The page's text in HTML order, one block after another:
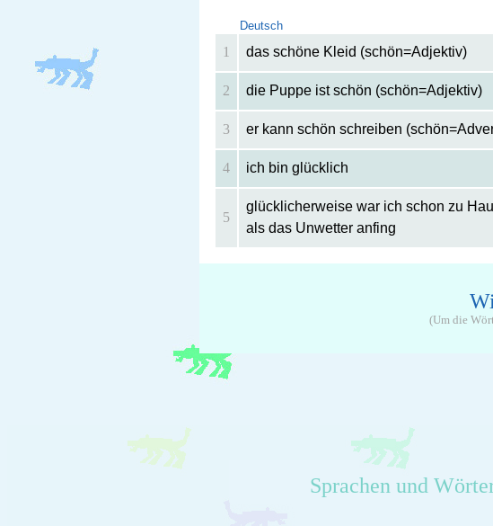
Deutsch
1 das schöne Kleid (schön=Adjektiv)
2 die Puppe ist schön (schön=Adjektiv)
3 er kann schön schreiben
4 ich bin glücklich
5
glücklicherweise war ich schon zu
als das Unwetter anfing
(Um die
Sprachen und